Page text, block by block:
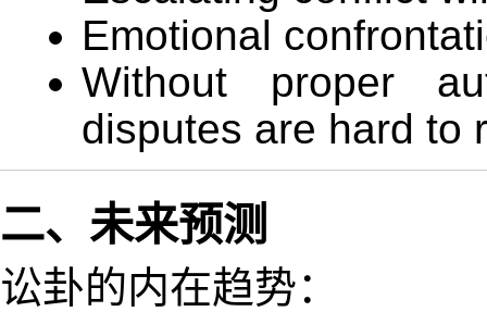
Emotional
Without proper
disputes are hard to
二、未来预测
讼卦的内在趋势：